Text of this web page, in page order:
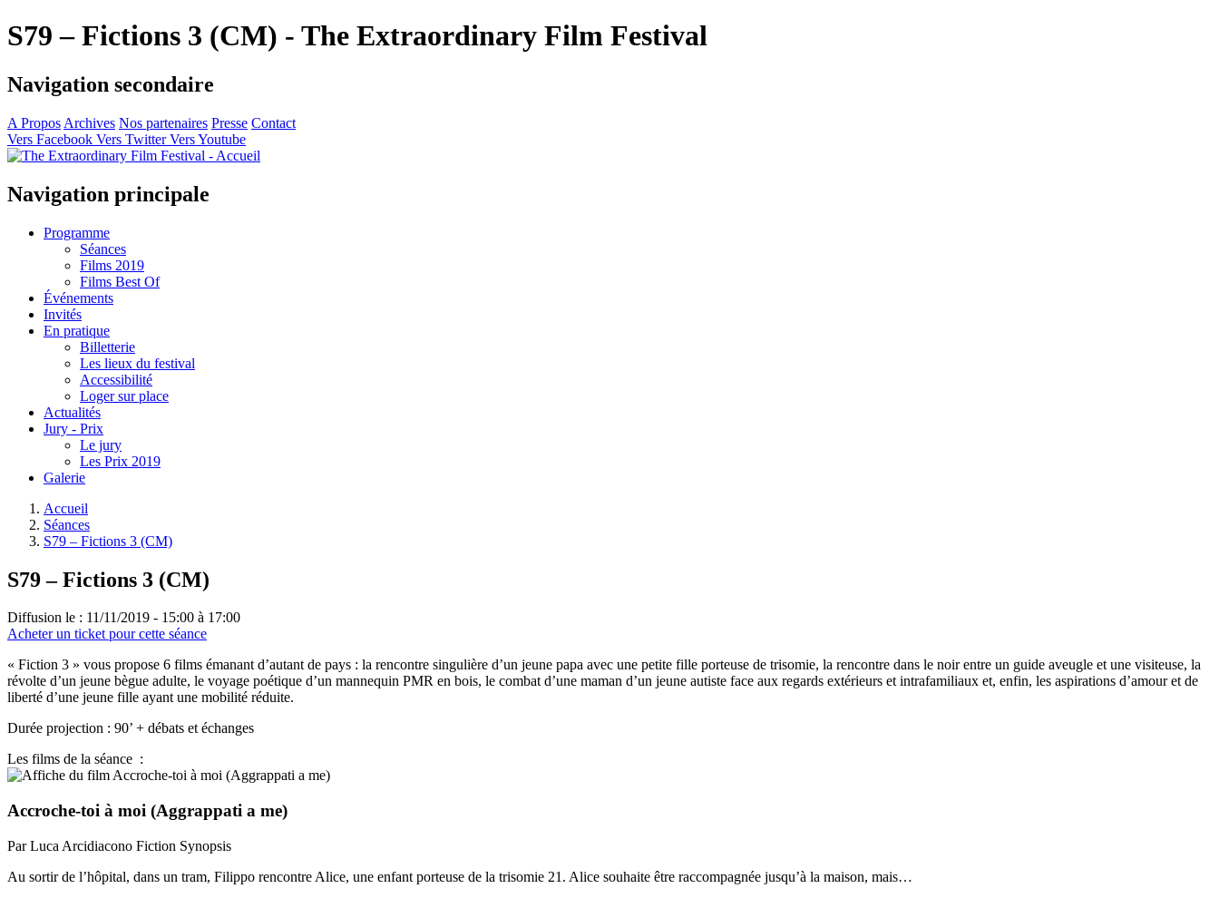
S79 – Fictions 3 (CM) - The Extraordinary Film Festival
Navigation secondaire
A Propos Archives Nos partenaires Presse Contact
Vers Facebook Vers Twitter Vers Youtube
Navigation principale
Programme
Séances
Films 2019
Films Best Of
Événements
Invités
En pratique
Billetterie
Les lieux du festival
Accessibilité
Loger sur place
Actualités
Jury - Prix
Le jury
Les Prix 2019
Galerie
Accueil
Séances
S79 – Fictions 3 (CM)
S79 – Fictions 3 (CM)
Diffusion le : 11/11/2019 - 15:00 à 17:00
Acheter un ticket pour cette séance
« Fiction 3 » vous propose 6 films émanant d’autant de pays : la rencontre singulière d’un jeune papa avec une petite fille porteuse de trisomie, la rencontre dans le noir entre un guide aveugle et une visiteuse, la
révolte d’un jeune bègue adulte, le voyage poétique d’un mannequin PMR en bois, le combat d’une maman d’un jeune autiste face aux regards extérieurs et intrafamiliaux et, enfin, les aspirations d’amour et de
liberté d’une jeune fille ayant une mobilité réduite.
Durée projection : 90’ + débats et échanges
Les films de la séance :
Accroche-toi à moi (Aggrappati a me)
Par Luca Arcidiacono Fiction Synopsis
Au sortir de l’hôpital, dans un tram, Filippo rencontre Alice, une enfant porteuse de la trisomie 21. Alice souhaite être raccompagnée jusqu’à la maison, mais…